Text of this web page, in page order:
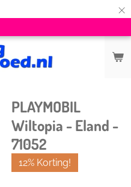
×
PLAYMOBIL
Wiltopia - Eland -
71052
12% Korting!